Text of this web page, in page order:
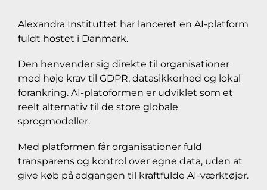
Alexandra Instituttet har lanceret en AI-platform
fuldt hostet i Danmark.
Den henvender sig direkte til organisationer
med høje krav til GDPR, datasikkerhed og lokal
forankring. AI-platoformen er udviklet som et
reelt alternativ til de store globale
sprogmodeller.
Med platformen får organisationer fuld
transparens og kontrol over egne data, uden at
give køb på adgangen til kraftfulde AI-værktøjer.